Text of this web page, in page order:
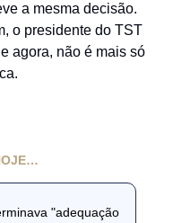
a mesma decisão.
o presidente do TST
agora, não é mais só
"adequação